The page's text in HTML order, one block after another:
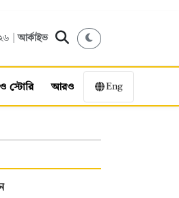
|আর্কাইভ
স্টোরি আরও Eng